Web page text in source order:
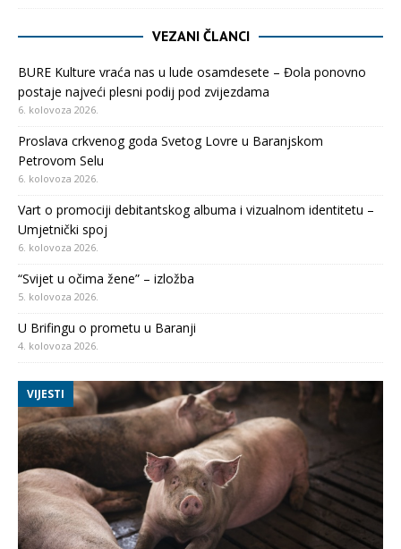
VEZANI ČLANCI
BURE Kulture vraća nas u lude osamdesete – Đola ponovno
postaje najveći plesni podij pod zvijezdama
6. kolovoza 2026.
Proslava crkvenog goda Svetog Lovre u Baranjskom
Petrovom Selu
6. kolovoza 2026.
Vart o promociji debitantskog albuma i vizualnom identitetu –
Umjetnički spoj
6. kolovoza 2026.
“Svijet u očima žene” – izložba
5. kolovoza 2026.
U Brifingu o prometu u Baranji
4. kolovoza 2026.
VIJESTI